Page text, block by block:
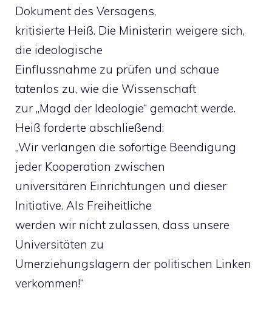
Dokument des Versagens,
kritisierte Heiß. Die Ministerin weigere sich,
die ideologische
Einflussnahme zu prüfen und schaue
tatenlos zu, wie die Wissenschaft
zur „Magd der Ideologie“ gemacht werde.
Heiß forderte abschließend:
„Wir verlangen die sofortige Beendigung
jeder Kooperation zwischen
universitären Einrichtungen und dieser
Initiative. Als Freiheitliche
werden wir nicht zulassen, dass unsere
Universitäten zu
Umerziehungslagern der politischen Linken
verkommen!“